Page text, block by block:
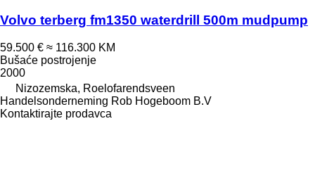
Volvo terberg fm1350 waterdrill 500m mudpump
59.500 € ≈ 116.300 KM
Bušaće postrojenje
2000
Nizozemska, Roelofarendsveen
Handelsonderneming Rob Hogeboom B.V
Kontaktirajte prodavca